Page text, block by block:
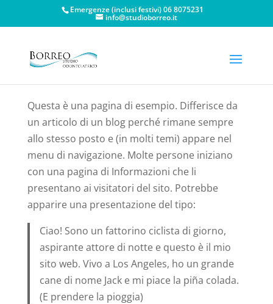
Emergenze (inclusi festivi) 06 8075231
info@studioborreo.it
Questa è una pagina di esempio. Differisce da
un articolo di un blog perché rimane sempre
allo stesso posto e (in molti temi) appare nel
menu di navigazione. Molte persone iniziano
con una pagina di Informazioni che li
presentano ai visitatori del sito. Potrebbe
apparire una presentazione del tipo:
Ciao! Sono un fattorino ciclista di giorno,
aspirante attore di notte e questo è il mio
sito web. Vivo a Los Angeles, ho un grande
cane di nome Jack e mi piace la piña colada.
(E prendere la pioggia)